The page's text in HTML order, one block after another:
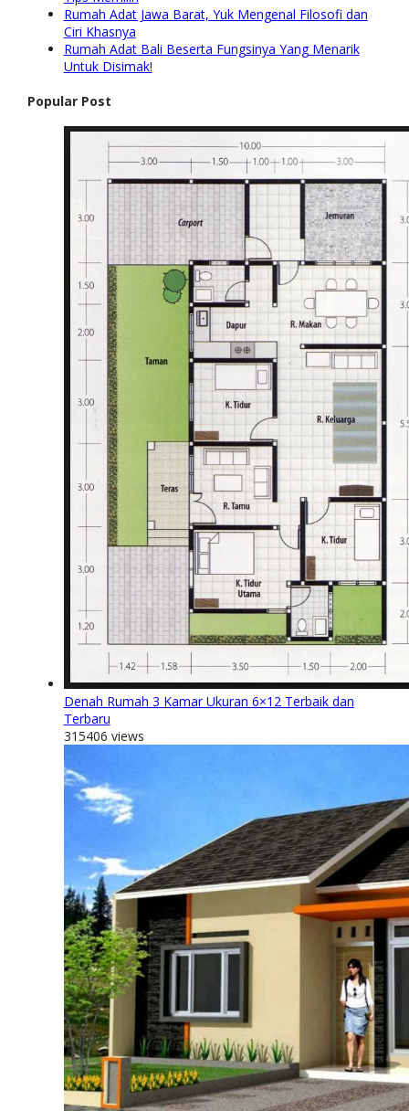
Rumah Adat Jawa Barat, Yuk Mengenal Filosofi dan
Ciri Khasnya
Rumah Adat Bali Beserta Fungsinya Yang Menarik
Untuk Disimak!
Popular Post
Denah Rumah 3 Kamar Ukuran 6×12 Terbaik dan
Terbaru
315406 views